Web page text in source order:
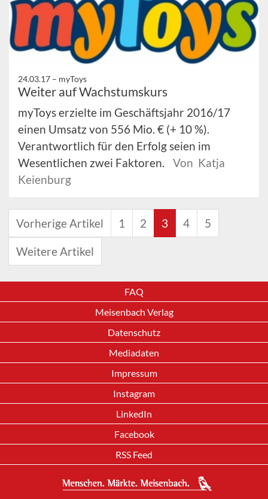
24.03.17 – myToys
Weiter auf Wachstumskurs
myToys erzielte im Geschäftsjahr 2016/17
einen Umsatz von 556 Mio. € (+ 10 %).
Verantwortlich für den Erfolg seien im
Wesentlichen zwei Faktoren.
Von Katja
Keienburg
Vorherige Artikel 1 2 3 4 5
Weitere Artikel
FAQ
Meisenbach Verlag
Datenschutz
Mediadaten
Impressum
Instagram
LinkedIn
Facebook
RSS Feed